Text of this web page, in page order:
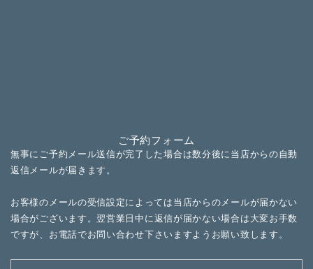
ご予約フォーム
無事にご予約メール送信が完了した場合は数分後に当店からの自動
返信メールが届きます。
お客様のメールの受信設定によっては当店からのメールが届かない
場合がございます。 翌営業日中に返信が届かない場合は大変お手数
ですが、 お電話でお問い合わせ下さいますようお願い致します。